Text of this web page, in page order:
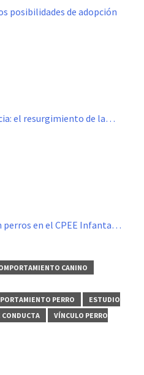
posibilidades de adopción
el resurgimiento de la…
perros en el CPEE Infanta…
CANINO
PERRO
ESTUDIO
VÍNCULO PERRO